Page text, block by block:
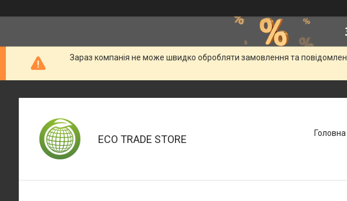
Зараз компанія не може швидко обробляти замовлення та
ECO TRADE STORE Головна